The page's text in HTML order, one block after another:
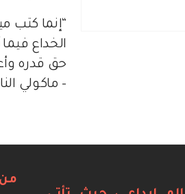
“إنما كتب
الخداع
حق قدره
– ماكولي